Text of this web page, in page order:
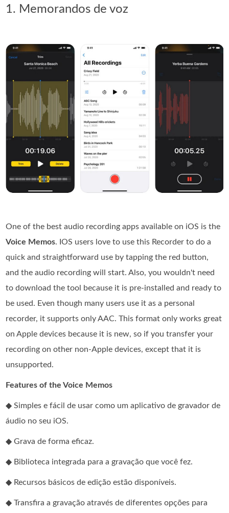
1. Memorandos de voz
One of the best audio recording apps available on iOS is the
Voice Memos. IOS users love to use this Recorder to do a
quick and straightforward use by tapping the red button,
and the audio recording will start. Also, you wouldn't need
to download the tool because it is pre-installed and ready to
be used. Even though many users use it as a personal
recorder, it supports only AAC. This format only works great
on Apple devices because it is new, so if you transfer your
recording on other non-Apple devices, except that it is
unsupported.
Features of the Voice Memos
◆ Simples e fácil de usar como um aplicativo de gravador de
áudio no seu iOS.
◆ Grava de forma eficaz.
◆ Biblioteca integrada para a gravação que você fez.
◆ Recursos básicos de edição estão disponíveis.
◆ Transfira a gravação através de diferentes opções para